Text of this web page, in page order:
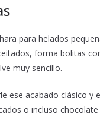
para helados
forma bolitas
muy sencillo.
ese acabado clásico y
o incluso